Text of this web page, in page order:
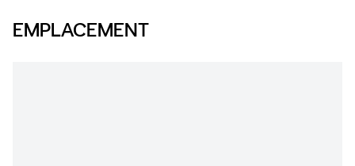
EMPLACEMENT